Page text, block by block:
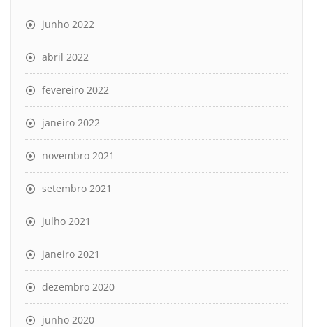
junho 2022
abril 2022
fevereiro 2022
janeiro 2022
novembro 2021
setembro 2021
julho 2021
janeiro 2021
dezembro 2020
junho 2020